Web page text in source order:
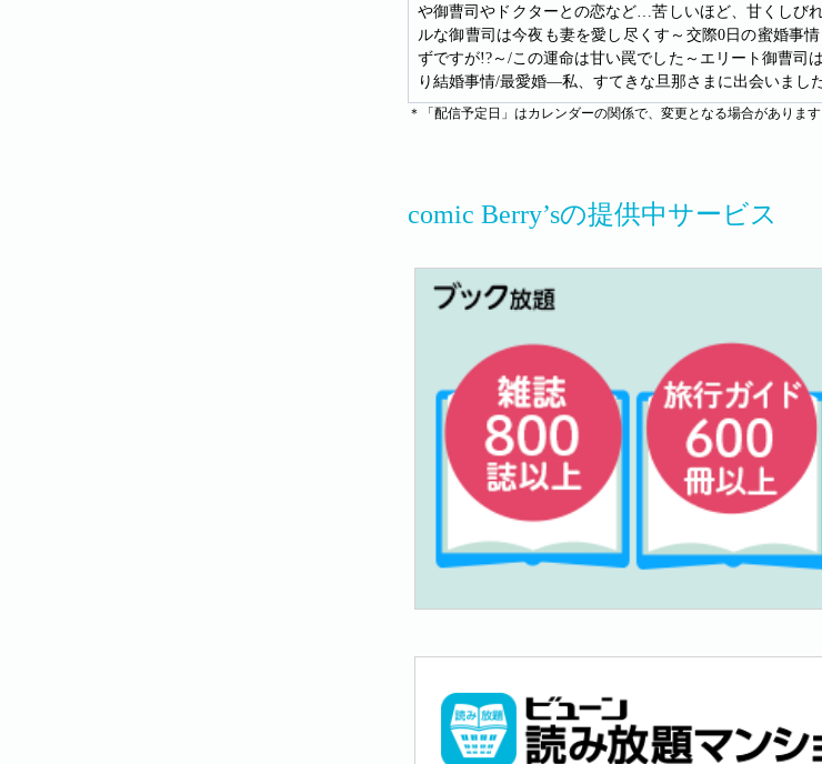
や御曹司やドクターとの恋など…苦しいほど、甘くしび
ルな御曹司は今夜も妻を愛し尽くす～交際0日の蜜婚事
ずですが!?～/この運命は甘い罠でした～エリート御曹司
り結婚事情/最愛婚―私、すてきな旦那さまに出会いま
＊「配信予定日」はカレンダーの関係で、変更となる場合があります
comic Berry’sの提供中サービス